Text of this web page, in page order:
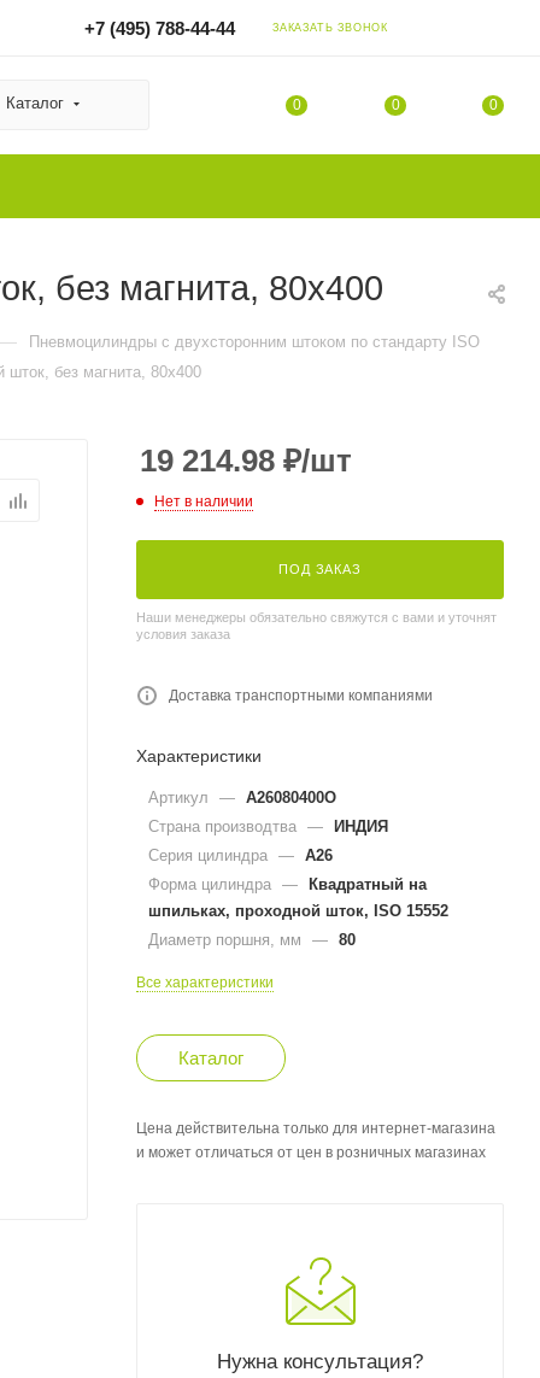
+7 (495) 788-44-44 ЗАКАЗАТЬ ЗВОНОК
Каталог 0 0 0
без магнита, 80x400
— Пневмоцилиндры с двухсторонним штоком по стандарту ISO
без магнита, 80x400
19 214.98 ₽/шт
Нет в наличии
ПОД ЗАКАЗ
Наши менеджеры обязательно свяжутся с вами и уточнят
условия заказа
Доставка транспортными компаниями
Характеристики
Артикул — A26080400O
Страна производтва — ИНДИЯ
Серия цилиндра — A26
Форма цилиндра — Квадратный на
шпильках, проходной шток, ISO 15552
Диаметр поршня, мм
— 80
Все характеристики
Каталог
Цена действительна только для интернет-магазина
и может отличаться от цен в розничных магазинах
Нужна консультация?